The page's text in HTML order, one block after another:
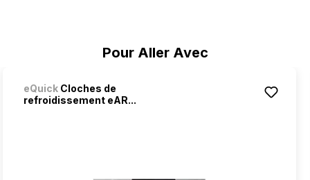
Pour Aller Avec
eQuick Cloches de
refroidissement eAR...